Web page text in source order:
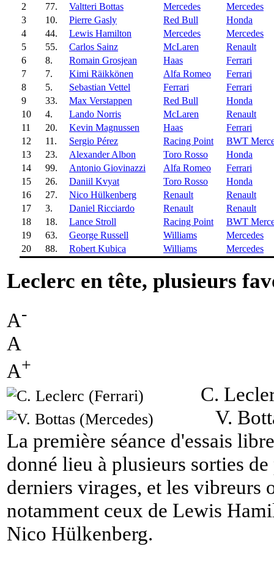
2
77. Valtteri Bottas Mercedes
Mercedes
3
10. Pierre Gasly Red Bull
Honda
4
44. Lewis Hamilton Mercedes
Mercedes
5
55. Carlos Sainz McLaren
Renault
6
8. Romain Grosjean Haas
Ferrari
7
7. Kimi Räikkönen Alfa Romeo
Ferrari
8
5. Sebastian Vettel Ferrari
Ferrari
9
33. Max Verstappen Red Bull
Honda
10
4. Lando Norris McLaren
Renault
11
20. Kevin Magnussen Haas
Ferrari
12
11. Sergio Pérez Racing Point
BWT
13
23. Alexander Albon Toro Rosso
Honda
14
99. Antonio Giovinazzi Alfa Romeo
Ferrari
15
26. Daniil Kvyat Toro Rosso
Honda
16
27. Nico Hülkenberg Renault
Renault
17
3. Daniel Ricciardo Renault
Renault
18
18. Lance Stroll Racing Point
BWT
19
63. George Russell Williams
Mercedes
20
88. Robert Kubica Williams Mercedes
Leclerc en tête, plusieurs
A-
A
A+
C.
V.
La première séance d'essais
donné lieu à plusieurs sorties
derniers virages, et les vibreurs
notamment ceux de Lewis
Nico Hülkenberg.